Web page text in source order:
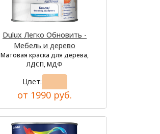
Dulux Легко Обновить -
Мебель и дерево
Матовая краска для дерева,
ЛДСП, МДФ
Цвет:
от 1990 руб.